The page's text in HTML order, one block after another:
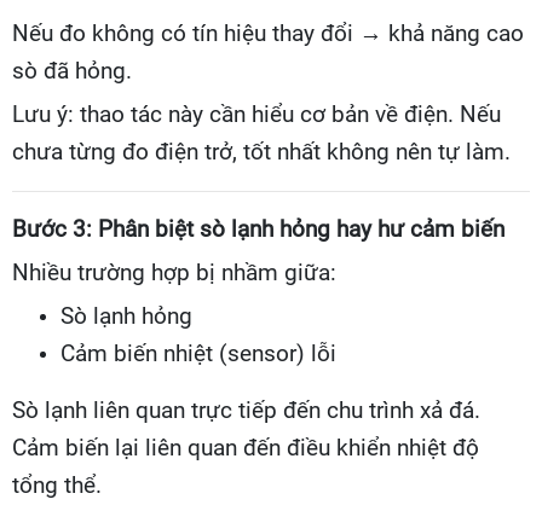
Nếu đo không có tín hiệu thay đổi → khả năng cao
sò đã hỏng.
Lưu ý: thao tác này cần hiểu cơ bản về điện. Nếu
chưa từng đo điện trở, tốt nhất không nên tự làm.
Bước 3: Phân biệt sò lạnh hỏng hay hư cảm biến
Nhiều trường hợp bị nhầm giữa:
Sò lạnh hỏng
Cảm biến nhiệt (sensor) lỗi
Sò lạnh liên quan trực tiếp đến chu trình xả đá.
Cảm biến lại liên quan đến điều khiển nhiệt độ
tổng thể.